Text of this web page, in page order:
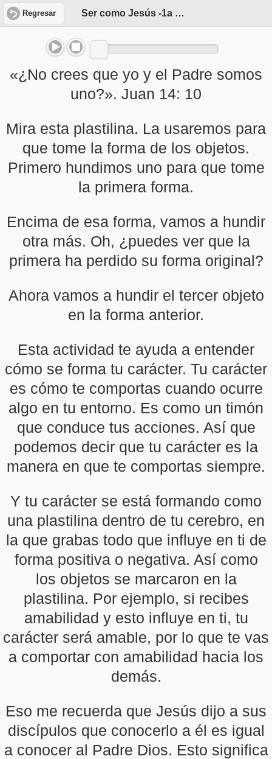
Regresar Ser como Jesús -1a parte
«¿No crees que yo y el Padre somos
uno?». Juan 14: 10
Mira esta plastilina. La usaremos para
que tome la forma de los objetos.
Primero hundimos uno para que tome
la primera forma.
Encima de esa forma, vamos a hundir
otra más. Oh, ¿puedes ver que la
primera ha perdido su forma original?
Ahora vamos a hundir el tercer objeto
en la forma anterior.
Esta actividad te ayuda a entender
cómo se forma tu carácter. Tu carácter
es cómo te comportas cuando ocurre
algo en tu entorno. Es como un timón
que conduce tus acciones. Así que
podemos decir que tu carácter es la
manera en que te comportas siempre.
Y tu carácter se está formando como
una plastilina dentro de tu cerebro, en
la que grabas todo que influye en ti de
forma positiva o negativa. Así como
los objetos se marcaron en la
plastilina. Por ejemplo, si recibes
amabilidad y esto influye en ti, tu
carácter será amable, por lo que te vas
a comportar con amabilidad hacia los
demás.
Eso me recuerda que Jesús dijo a sus
discípulos que conocerlo a él es igual
a conocer al Padre Dios. Esto significa